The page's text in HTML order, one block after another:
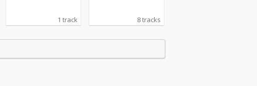
1 track 8 tracks